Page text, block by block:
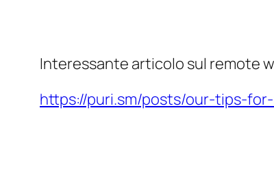
Interessante articolo sul remote
https://puri.sm/posts/our-tips-